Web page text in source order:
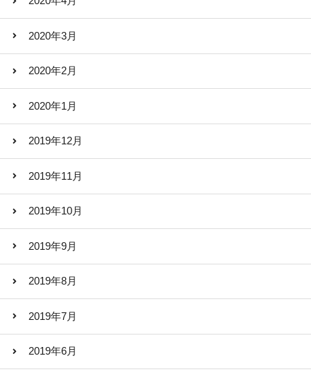
2020年3月
2020年2月
2020年1月
2019年12月
2019年11月
2019年10月
2019年9月
2019年8月
2019年7月
2019年6月